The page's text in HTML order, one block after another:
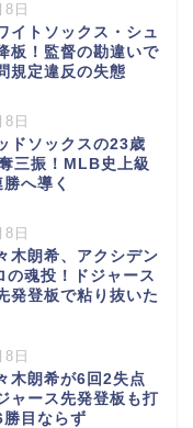
日
イトソックス・シュ
板！監督の勘違いで
規定違反の失態
日
ドソックスの23歳
三振！MLB史上級
へ導く
日
木朗希、アクシデン
の魂投！ドジャース
発登板で粘り抜いた
日
木朗希が6回2失点
ャース先発登板も打
目ならず